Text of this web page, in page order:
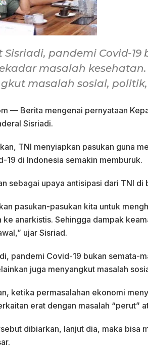
Sisriadi, pandemi Covid-
masalah
masalah sosial,
— Berita mengenai pernyataan
Sisriadi.
TNI menyiapkan pasukan guna
19 di Indonesia semakin memburuk.
sebagai upaya antisipasi dari TNI di
pasukan-pasukan kita untuk
ke anarkistis. Sehingga dampak
ujar Sisriad.
pandemi Covid-19 bukan semata-
juga menyangkut masalah
ketika permasalahan ekonomi
erat dengan masalah “perut”
dibiarkan, lanjut dia, maka bisa